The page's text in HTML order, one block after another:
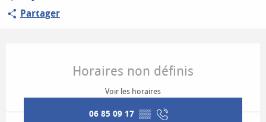
Partager
Horaires non définis
Voir les horaires
06 85 09 17 ▒▒